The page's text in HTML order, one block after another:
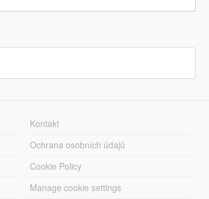
Kontakt
Ochrana osobních údajů
Cookie Policy
Manage cookie settings